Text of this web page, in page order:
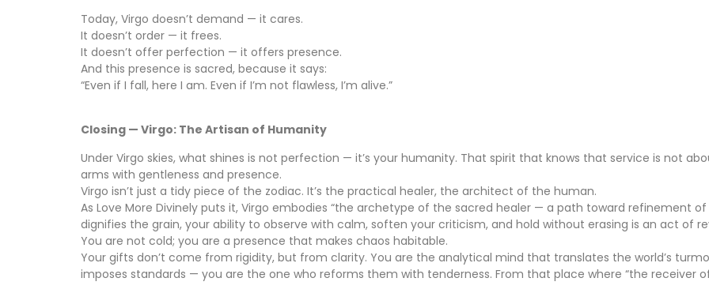
Today, Virgo doesn’t demand — it cares.
It doesn’t order — it frees.
It doesn’t offer perfection — it offers presence.
And this presence is sacred, because it says:
“Even if I fall, here I am. Even if I’m not flawless, I’m alive.”
Closing — Virgo: The Artisan of Humanity
Under Virgo skies, what shines is not perfection — it’s your humanity. That spirit that knows that service is not
arms with gentleness and presence.
Virgo isn’t just a tidy piece of the zodiac. It’s the practical healer, the architect of the human.
As Love More Divinely puts it, Virgo embodies “the archetype of the sacred healer — a path toward refinement
dignifies the grain, your ability to observe with calm, soften your criticism, and hold without erasing is an act of
You are not cold; you are a presence that makes chaos habitable.
Your gifts don’t come from rigidity, but from clarity. You are the analytical mind that translates the world’s
imposes standards — you are the one who reforms them with tenderness. From that place where “the receiver